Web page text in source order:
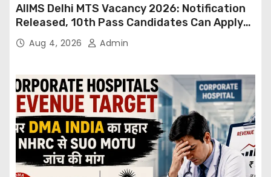
AIIMS Delhi MTS Vacancy 2026: Notification
Released, 10th Pass Candidates Can Apply
Through Email
Aug 4, 2026 Admin